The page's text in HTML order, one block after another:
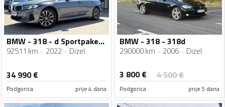
BMW - 318 - d Sportpaket Automatik 150 KS - FACELIFT
92511 km 2022 Dizel
34 990€
Podgorica prije 4 dana
BMW - 318 - 318d
290000 km 2006 Dizel
3 800€ 4 500€
Podgorica prije 5 dana